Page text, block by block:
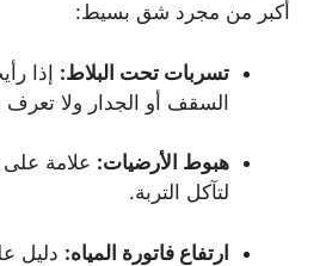
أكبر من مجرد شق بسيط:
تسربات تحت البلاط: إذا
السقف أو الجدار ولا
هبوط الأرضيات: علامة
لتآكل التربة.
ارتفاع فاتورة المياه: دليل